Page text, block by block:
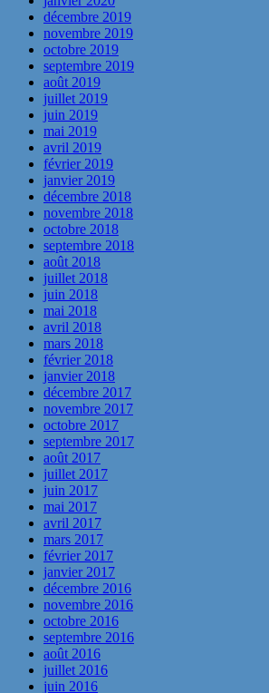
décembre 2019
novembre 2019
octobre 2019
septembre 2019
août 2019
juillet 2019
juin 2019
mai 2019
avril 2019
février 2019
janvier 2019
décembre 2018
novembre 2018
octobre 2018
septembre 2018
août 2018
juillet 2018
juin 2018
mai 2018
avril 2018
mars 2018
février 2018
janvier 2018
décembre 2017
novembre 2017
octobre 2017
septembre 2017
août 2017
juillet 2017
juin 2017
mai 2017
avril 2017
mars 2017
février 2017
janvier 2017
décembre 2016
novembre 2016
octobre 2016
septembre 2016
août 2016
juillet 2016
juin 2016